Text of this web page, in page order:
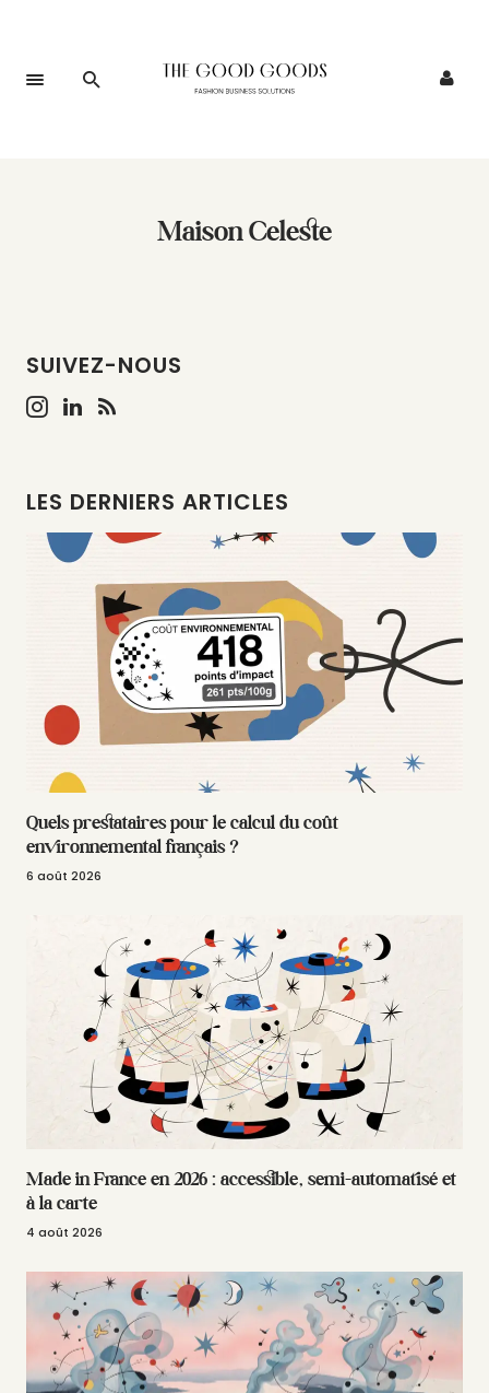
Maison Celeste
SUIVEZ-NOUS
LES DERNIERS ARTICLES
Quels prestataires pour le calcul du coût
environnemental français ?
6 août 2026
Made in France en 2026 : accessible, semi-automatisé et
à la carte
4 août 2026